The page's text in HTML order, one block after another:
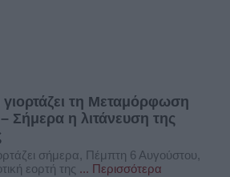
τη Μεταμόρφωση
Σήμερα η λιτάνευση της
σήμερα, Πέμπτη 6 Αυγούστου,
εορτή της ... Περισσότερα